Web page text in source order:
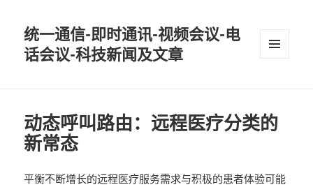
统一通信-即时通讯-视频会议-电
话会议-科技新闻及文章
动态呼叫路由：远程医疗分类的
新常态
平衡不断增长的远程医疗服务需求与积极的患者体验可能